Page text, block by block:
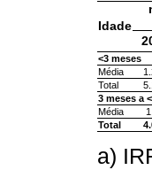
Idade
<3 meses
Média
Total
3 meses a
Média
Total
a)